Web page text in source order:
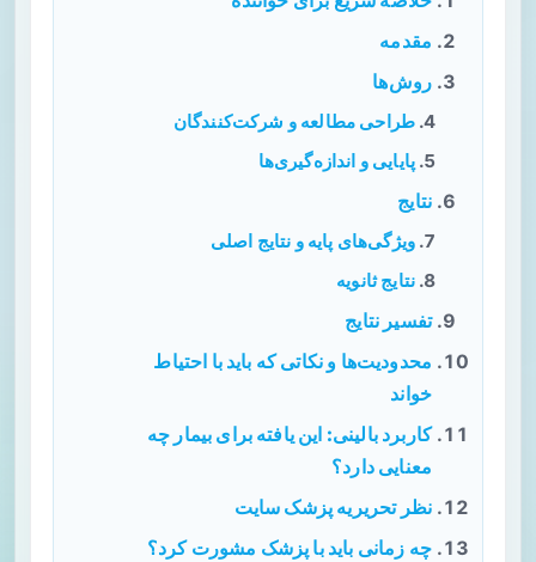
مقدمه
روش‌ها
طراحی مطالعه و شرکت‌کنندگان
پایایی و اندازه‌گیری‌ها
نتایج
ویژگی‌های پایه و نتایج اصلی
نتایج ثانویه
تفسیر نتایج
محدودیت‌ها و نکاتی که باید با احتیاط
خواند
کاربرد بالینی: این یافته برای بیمار چه
معنایی دارد؟
نظر تحریریه پزشک سایت
چه زمانی باید با پزشک مشورت کرد؟